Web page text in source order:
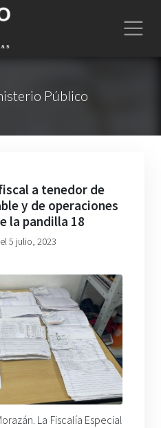
Público
a tenedor de
y de operaciones
la pandilla 18
5 julio, 2023
La Fiscalía Especial